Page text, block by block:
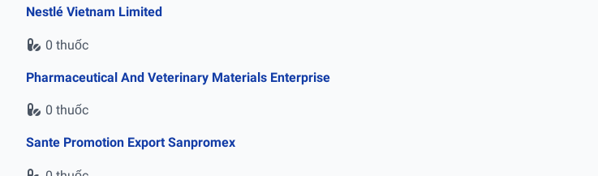
Nestlé Vietnam Limited
0 thuốc
Pharmaceutical And Veterinary Materials Enterprise
0 thuốc
Sante Promotion Export Sanpromex